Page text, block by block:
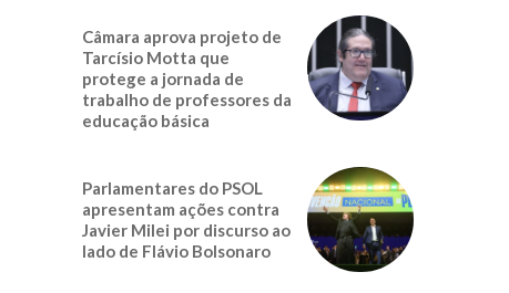
Câmara aprova projeto de
Tarcísio Motta que
protege a jornada de
trabalho de professores da
educação básica
Parlamentares do PSOL
apresentam ações contra
Javier Milei por discurso ao
lado de Flávio Bolsonaro